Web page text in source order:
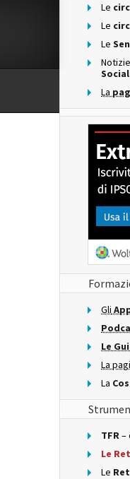
Le
Le
Le
La
Gli
Le
La
La
TFR–
Le
Le